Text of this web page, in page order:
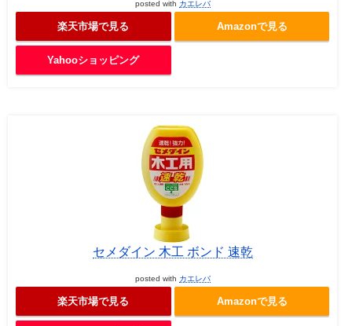
posted with カエレバ
楽天市場で見る Amazonで見る
Yahooショッピング
セメダイン 木工 ボンド 速乾
posted with カエレバ
楽天市場で見る Amazonで見る